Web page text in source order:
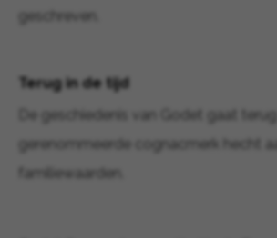
geschreven.
Terug in de tijd
De geschiedenis van Godet gaat
gerenommeerde cognacmerk hecht
familiewaarden.